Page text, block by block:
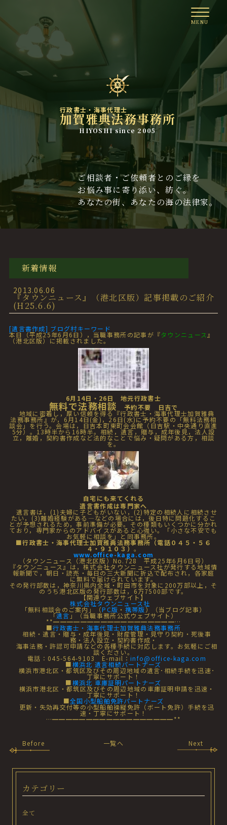
行政書士・海事代理士
加賀雅典法務事務所
HIYOSHI since 2005
ご相談者・ご依頼者とのご縁を
お悩み事に寄り添い、紡ぐ。
あなたの街、あなたの海の法律家。
新着情報
2013.06.06
『タウンニュース』（港北区版）記事掲載のご紹介
(H25.6.6)
[遺言書作成] ブログ村キーワード
本日（平成25年6月6日），当職事務所の記事が『タウンニュース 』
（港北区版）に掲載されました。
6月14日・26日 地元行政書士
無料で法務相談 予約不要 日吉で
地域に密着し，厚い信頼を得る『行政書士・海事代理士加賀雅典
法務事務所』が，6月14日(金)，26日(水)に予約不要の「無料法務相
談会」を行う。会場は，日吉本町東町会会館（日吉駅・中央通り直進
5分）。13時半から16時半。相続，遺言，贈与，成年後見，法人設
立，離婚，契約書作成など法的なことで悩み・疑問がある方，相談
を。
自宅にも来てくれる
遺言書作成は専門家へ
遺言書は，(1)夫婦に子どもがいない，(2)特定の相続人に相続させ
たい，(3)離婚経験がある―などの場合には，後日特に問題化するこ
とが予想されるため，事前準備が必要。その種類もいくつかに分かれ
ており，専門家からのアドバイスがあると心強い。「小さな不安でも
お気軽に相談を」と同事務所。
■行政書士・海事代理士加賀雅典法務事務所（電話０４５・５６
４・９１０３）。
www.office-kaga.com
（タウンニュース（港北区版）No.728 平成25年6月6日号）
『タウンニュース』は，株式会社タウンニュース社が発行する地域情
報新聞で，朝日・読売・毎日の三大新聞に折込で配布され，各家庭
に無料で届けられています。
その発行部数は，神奈川県内全域・町田市を対象に200万部以上，そ
のうち港北区版の発行部数は，6万7500部です。
【関連ウェブサイト】
株式会社タウンニュース社
「無料相談会のご案内」（PC版 ・携帯版）（当ブログ記事）
「遺言 」（当職事務所公式ウェブサイト）
**━━━━━━━━━━━━━━━━━━…
■行政書士・海事代理士加賀雅典法務事務所
相続・遺言・贈与・成年後見・財産管理・見守り契約・死後事
務・法人設立・契約書作成・
海事法務・許認可申請などの各種手続に対応します。お気軽にご相
談ください。
電話：045-564-9103 E-mail：info@office-kaga.com
■横浜北 遺言相続パートナーズ
横浜市港北区・都筑区及びその周辺地域の遺言･相続手続を迅速･
丁寧にサポート！
■横浜北 車庫証明パートナーズ
横浜市港北区・都筑区及びその周辺地域の車庫証明申請を迅速・
丁寧にサポート！
■全国小型船舶免許パートナーズ
更新・失効再交付等の小型船舶操縦免許（ボート免許）手続を迅
速・丁寧にサポート！
…━━━━━━━━━━━━━━━━━━**
Before 一覧へ Next
カテゴリー
全て